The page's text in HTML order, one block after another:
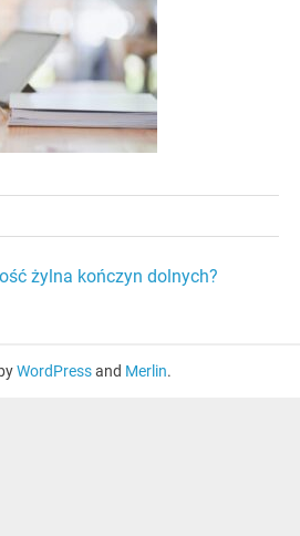
żylna kończyn dolnych?
WordPressand Merlin.